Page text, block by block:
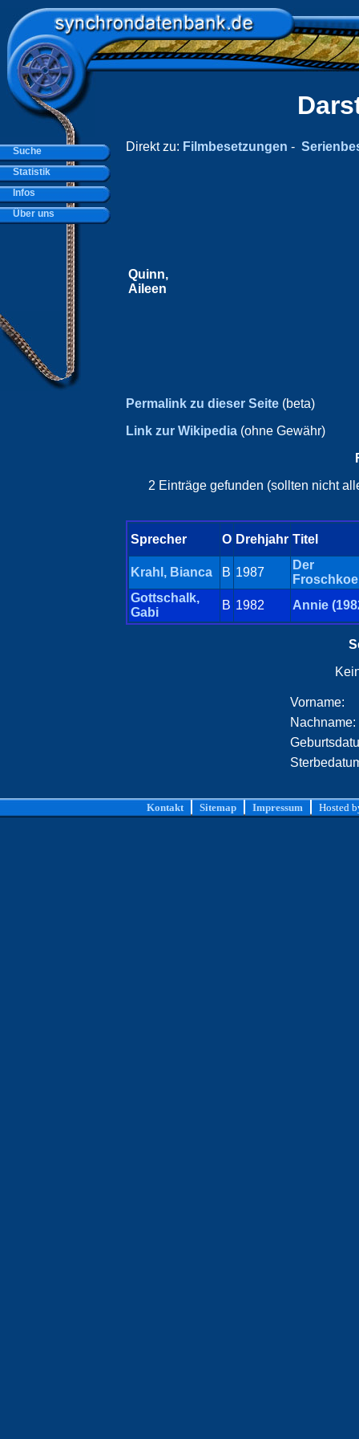
Direkt zu: Filmbesetzungen -
Quinn,
Aileen
Permalink zu dieser Seite (beta)
Link zur Wikipedia (ohne Gewähr)
2 Einträge gefunden (sollten nicht
Sprecher O Drehjahr Titel
Krahl, Bianca B 1987
Der
Gottschalk,
Gabi
B 1982 Annie
Vorname:
Nachname:
Kontakt Sitemap Impressum Hosted
Suche
Statistik
Infos
Über uns